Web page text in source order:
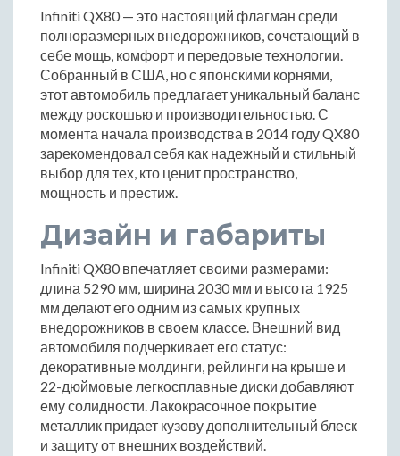
Infiniti QX80 — это настоящий флагман среди
полноразмерных внедорожников, сочетающий в
себе мощь, комфорт и передовые технологии.
Собранный в США, но с японскими корнями,
этот автомобиль предлагает уникальный баланс
между роскошью и производительностью. С
момента начала производства в 2014 году QX80
зарекомендовал себя как надежный и стильный
выбор для тех, кто ценит пространство,
мощность и престиж.
Дизайн и габариты
Infiniti QX80 впечатляет своими размерами:
длина 5290 мм, ширина 2030 мм и высота 1925
мм делают его одним из самых крупных
внедорожников в своем классе. Внешний вид
автомобиля подчеркивает его статус:
декоративные молдинги, рейлинги на крыше и
22-дюймовые легкосплавные диски добавляют
ему солидности. Лакокрасочное покрытие
металлик придает кузову дополнительный блеск
и защиту от внешних воздействий.